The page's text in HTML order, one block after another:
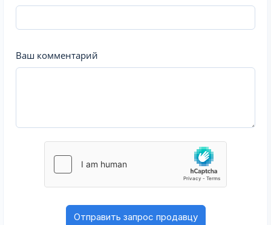
Ваш комментарий